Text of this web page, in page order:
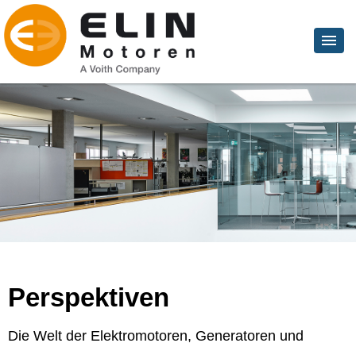
Perspektiven
Die Welt der Elektromotoren, Generatoren und